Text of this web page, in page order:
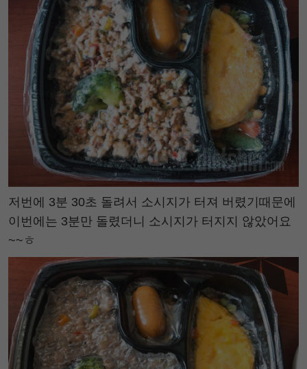
저번에 3분 30초 돌려서 소시지가 터져 버렸기때문에
이번에는 3분만 돌렸더니 소시지가 터지지 않았어요
~~ㅎ